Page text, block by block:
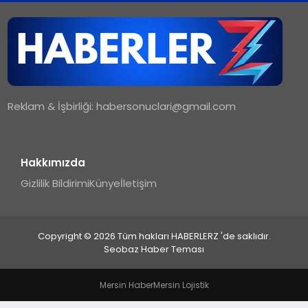
TEKNOLOJI
Reklam & İşbirliği:habersonuclari@gmail.com
Hakkımızda
Gizlilik BildirimiKünyeİletişim
Copyright © 2026 Tüm hakları HABERLERZ 'de saklıdır.
Seobaz Haber Teması
Mersin HaberMersin Lojistik